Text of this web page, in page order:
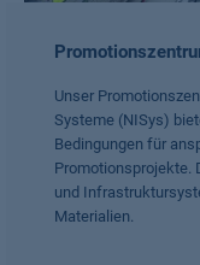
Unser
Systeme (NISys)
Bedingungen für
Promotionsprojekte.
und
Materialien.